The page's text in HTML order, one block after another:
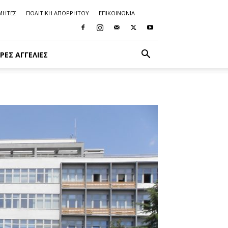
ΠΟΛΙΤΙΚΗ ΑΠΟΡΡΗΤΟΥ ΕΠΙΚΟΙΝΩΝΙΑ
ΑΓΓΕΛΊΕΣ